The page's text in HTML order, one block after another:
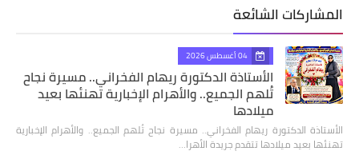
المشاركات الشائعة
04 أغسطس 2026
الأستاذة الدكتورة ريهام الفخراني.. مسيرة نجاح
تُلهم الجميع.. والأهرام الإخبارية تهنئها بعيد
ميلادها
الأستاذة الدكتورة ريهام الفخراني.. مسيرة نجاح تُلهم الجميع.. والأهرام الإخبارية
تهنئها بعيد ميلادها تتقدم جريدة الأهرا…